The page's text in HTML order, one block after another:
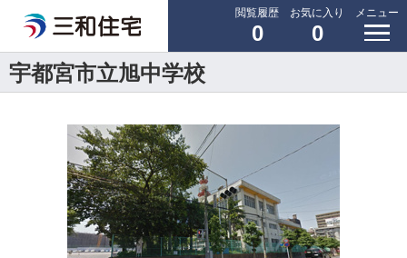
閲覧履歴
0
お気に入り
0
メニュー
宇都宮市立旭中学校